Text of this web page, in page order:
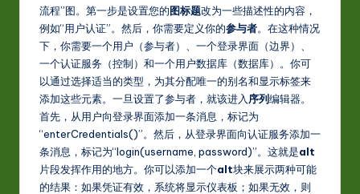
In
o
ti
o
流程”图。第一步是设置您的图标题改为一些描述性的内容，
例如“用户认证”。然后，你需要定义你的参与者。在这种情况
下，你需要一个用户（参与者）、一个登录界面（边界）、
一个认证服务（控制）和一个用户数据库（数据库）。你可
以通过选择适当的类型，为其分配唯一的别名和显示标签来
添加这些元素。一旦设置了参与者，就该进入 序列编辑器。
首先，从用户向登录界面添加一条消息，标记为
“enterCredentials()”。然后，从登录界面向认证服务添加一
条消息，标记为“login(username, password)”。这就是alt
片段发挥作用的地方。你可以添加一个alt块来展示两种可能
的结果：如果凭证有效，系统将显示仪表板；如果无效，则